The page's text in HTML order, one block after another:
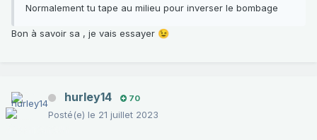
Normalement tu tape au milieu pour inverser le bombage
Bon à savoir sa , je vais essayer 😉
hurley14 70
Posté(e) le 21 juillet 2023